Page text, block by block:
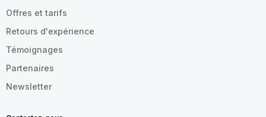
Offres et tarifs
Retours d'expérience
Témoignages
Partenaires
Newsletter